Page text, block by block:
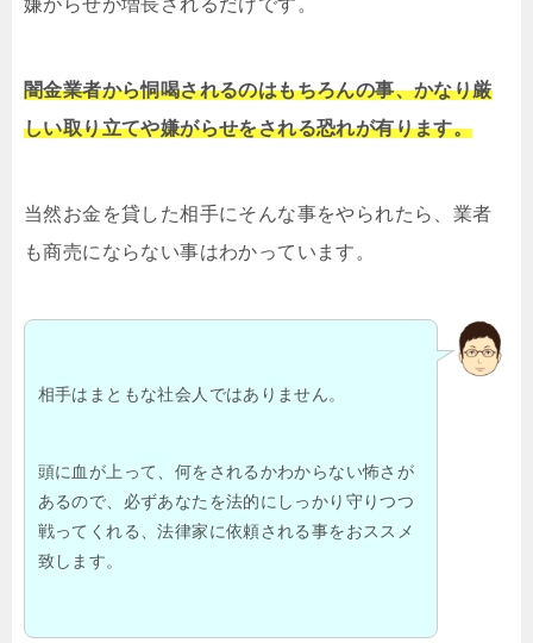
闇金業者から恫喝されるのはもちろんの事、かなり厳
しい取り立てや嫌がらせをされる恐れが有ります。
当然お金を貸した相手にそんな事をやられたら、業者
も商売にならない事はわかっています。
相手はまともな社会人ではありません。
頭に血が上って、何をされるかわからない怖さが
あるので、必ずあなたを法的にしっかり守りつつ
戦ってくれる、法律家に依頼される事をおススメ
致します。